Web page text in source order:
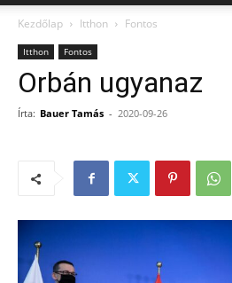
Kezdőlap Itthon Fontos
Itthon Fontos
Orbán ugyanaz
Írta: Bauer Tamás - 2020-09-26